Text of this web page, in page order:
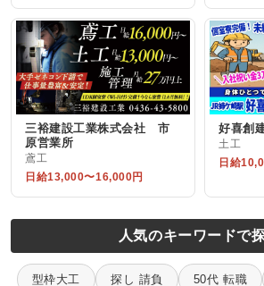
三裕建設工業株式会社 市
原営業所
鳶工
日給13,000〜16,000円
好喜創
土工
日給
人気のキーワードで
型枠大工 探し 請負 50代 転職